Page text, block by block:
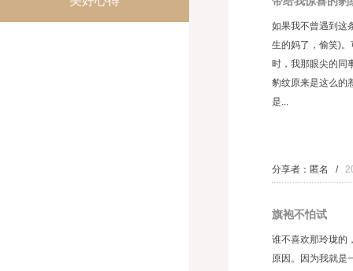
如果我不曾遇到这
生的妈了，偷笑)
时，我那眼尖的同
豹纹原来是这么的
是...
分享者：匿名 /
旗袍不怕试
谁不喜欢那玲珑的
原因。因为我就是